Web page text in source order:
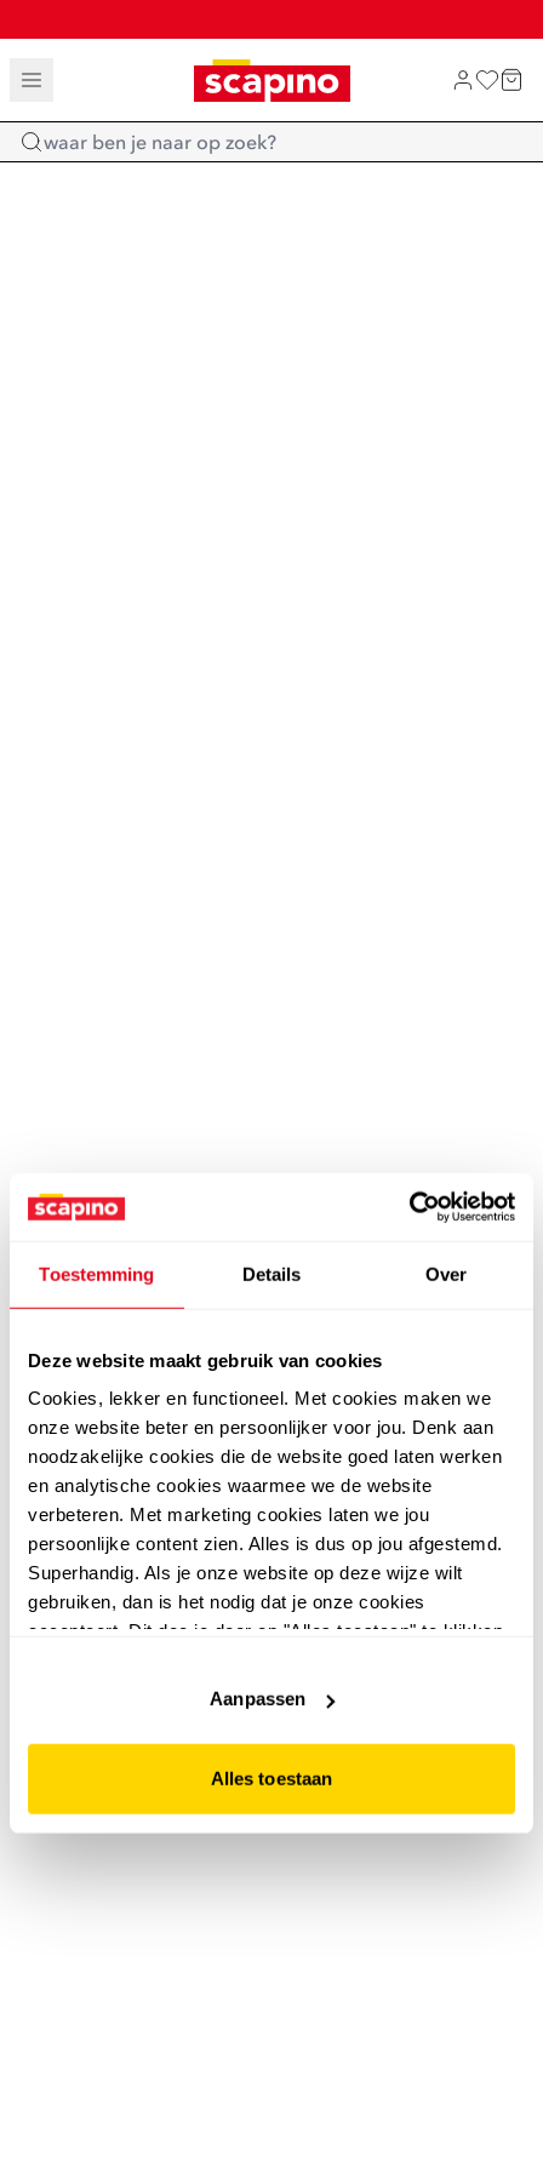
Toestemming Details Over
Deze website maakt gebruik van cookies
Cookies, lekker en functioneel. Met cookies maken we
onze website beter en persoonlijker voor jou. Denk aan
noodzakelijke cookies die de website goed laten werken
en analytische cookies waarmee we de website
verbeteren. Met marketing cookies laten we jou
persoonlijke content zien. Alles is dus op jou afgestemd.
Superhandig. Als je onze website op deze wijze wilt
gebruiken, dan is het nodig dat je onze cookies
accepteert. Dit doe je door op "Alles toestaan" te klikken.
website niet optimaal functioneert.
Aanpassen
Alles toestaan
TOT 70% KORTING OP SALE
SHOP NIEUW
Home